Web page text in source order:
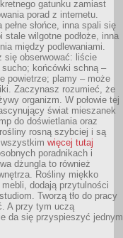
gatunku zamiast
porad z internetu.
słońce, inna spali się
wilgotne podłoże, inna
między podlewaniami.
się obserwować: liście
końcówki schną –
powietrze; plamy – może
Zaczynasz rozumieć, że
organizm. W połowie tej
świat mieszanek
do doświetlania oraz
rosną szybciej i są
więcej tutaj
poradnikach i
dżungla to również
Rośliny miękko
mebli, dodają przytulności
Tworzą tło do pracy
A przy tym uczą
da się przyspieszyć jednym